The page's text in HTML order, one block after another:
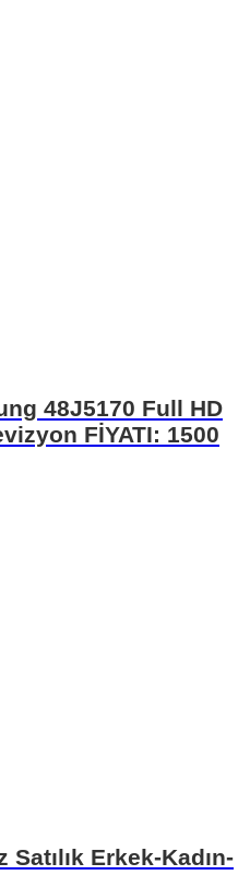
48J5170 Full HD
FİYATI: 1500
Erkek-Kadın-